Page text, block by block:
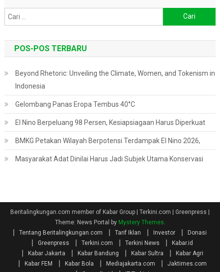
untuk:
POS-POS TERBARU
Beyond Rhetoric: Unveiling the Climate, Women, and Tokenism in
Indonesia
Gelombang Panas Eropa Tembus 40°C
El Nino Berpeluang 98 Persen, Kesiapsiagaan Harus Diperkuat
BMKG Petakan Wilayah Berpotensi Terdampak El Nino 2026,
Masyarakat Adat Dinilai Harus Jadi Subjek Utama Konservasi
Beritalingkungan.com member of Kabar Group | Terkini.com | Greenpress |
Theme: News Portal by Mystery Themes
Tentang Beritalingkungan.com
Tarif Iklan Investor
Donasi
Greenpress
Terkini.com Terkini News
Kabar.id
Kabar Jakarta
Kabar Bandung Kabar Sultra
Kabar Agri
Kabar FEM
Kabar Bola Mediajakarta.com
Jaktimes.com